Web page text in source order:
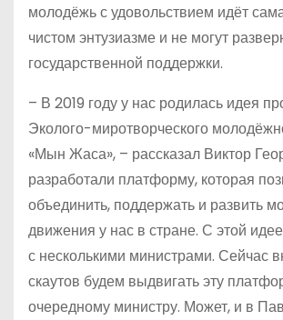
молодёжь с удовольствием идёт
чистом энтузиазме и не могут
государственной поддержки.
– В 2019 году у нас родилась идея
Эколого-миротворческого
«Мын Жаса», – рассказал Виктор
разработали платформу, которая
объединить, поддержать и развить
движения у нас в стране. С этой
с несколькими министрами. Сейчас
скаутов будем выдвигать эту
очередному министру. Может, и в